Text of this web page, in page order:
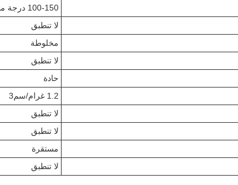
100-150 درجة مئوية
لا تنطبق
مخلوطة
لا تنطبق
حادة
1.2 غرام/سم3
لا تنطبق
لا تنطبق
مستقرة
لا تنطبق